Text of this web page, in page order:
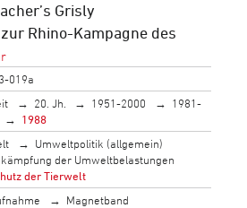
Grisly
Rhino-Kampagne des
019a
20. Jh. 1951-2000
1981-
1988
Umweltpolitik (allgemein)
der Umweltbelastungen
der Tierwelt
Magnetband